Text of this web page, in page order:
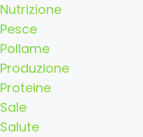
Nutrizione
Pesce
Pollame
Produzione
Proteine
Sale
Salute